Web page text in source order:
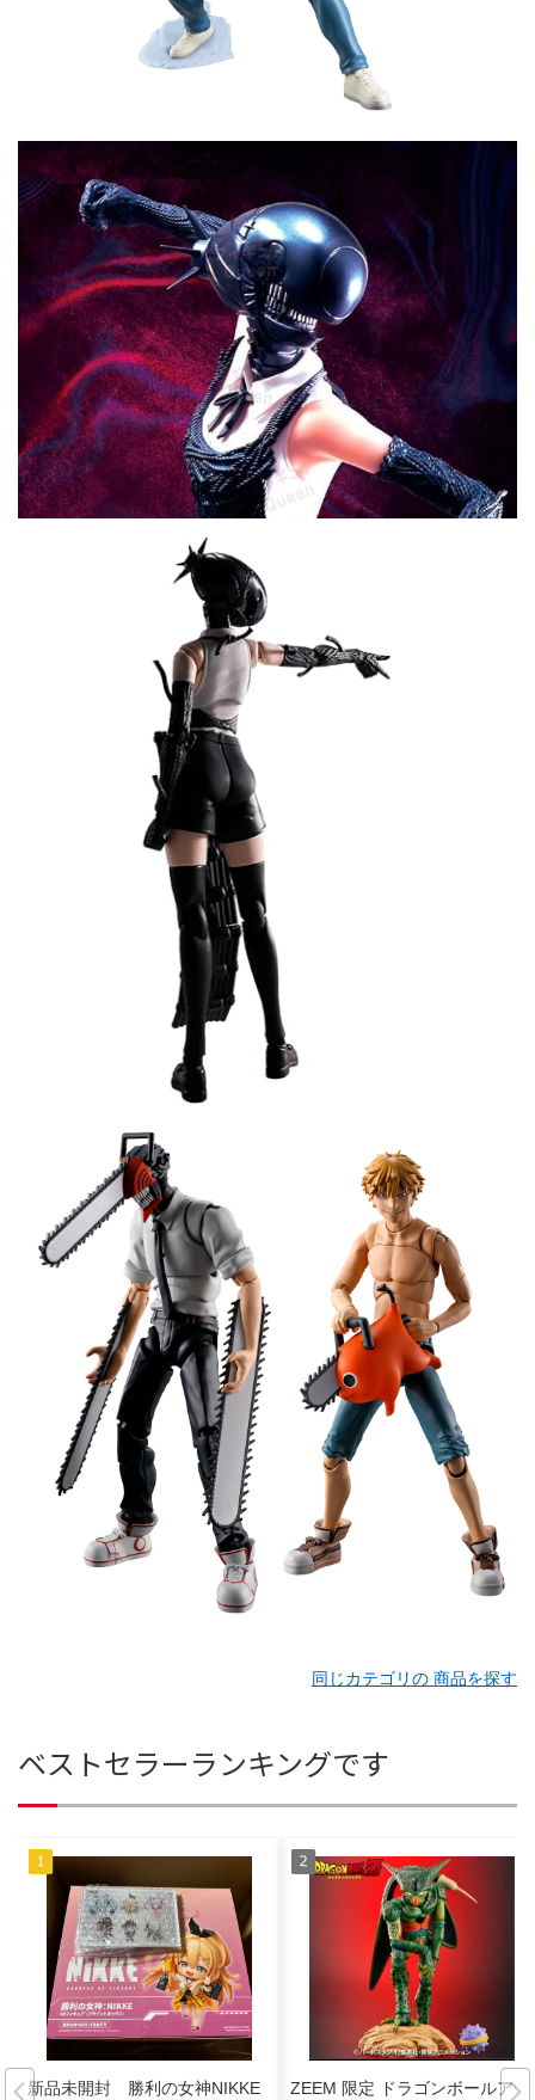
同じカテゴリの 商品を探す
ベストセラーランキングです
新品未開封 勝利の女神NIKKE ZEEM 限定 ドラゴンボールアラ